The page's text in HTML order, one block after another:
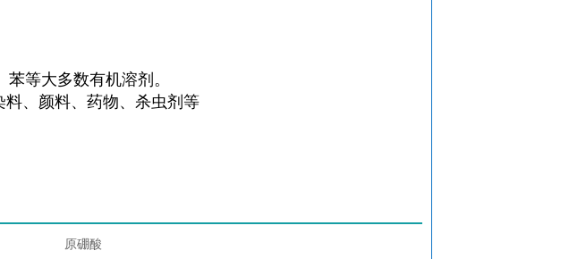
等大多数有机溶剂。
、颜料、药物、杀虫剂等
原硼酸